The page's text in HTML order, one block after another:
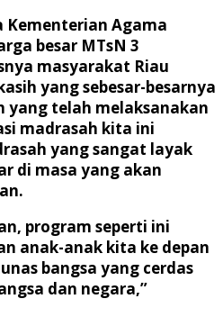
Kementerian Agama
besar MTsN 3
masyarakat Riau
yang sebesar-besarnya
yang telah melaksanakan
madrasah kita ini
yang sangat layak
di masa yang akan
program seperti ini
anak-anak kita ke depan
bangsa yang cerdas
dan negara,”